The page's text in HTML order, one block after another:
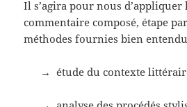
Il s’agira pour nous d’appliquer
commentaire composé, étape
méthodes fournies bien
→ étude du contexte